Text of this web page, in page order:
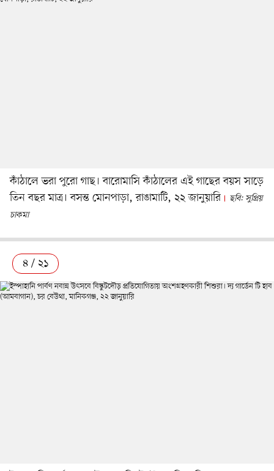
কাঁঠালে ভরা পুরো গাছ। বারোমাসি কাঁঠালের এই গাছের বয়স সাড়ে
তিন বছর মাত্র। বসন্ত মোনপাড়া, রাঙামাটি, ২২ জানুয়ারি
ছবি: সুপ্রিয়
চাকমা
৪ / ২১